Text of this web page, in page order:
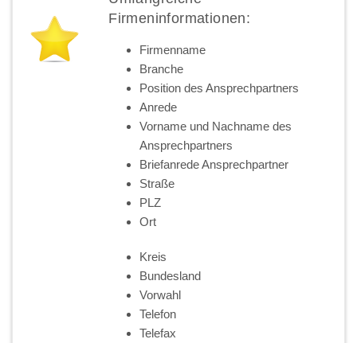
Firmeninformationen:
Firmenname
Branche
Position des Ansprechpartners
Anrede
Vorname und Nachname des
Ansprechpartners
Briefanrede Ansprechpartner
Straße
PLZ
Ort
Kreis
Bundesland
Vorwahl
Telefon
Telefax